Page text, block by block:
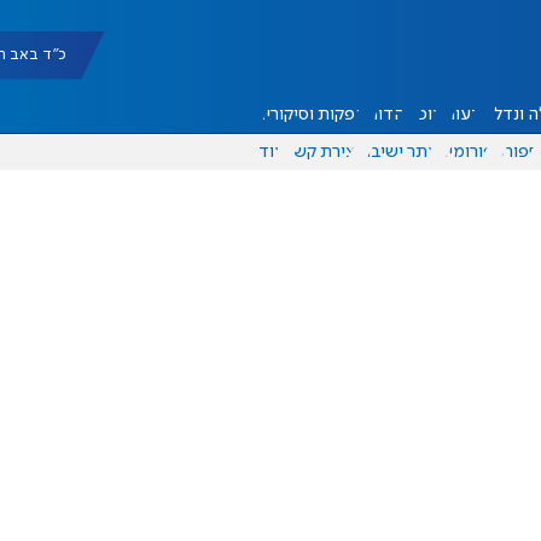
כ"ד באב תשפ"ו
ונדל"ן דעות אוכל יהדות הפקות וסיקורים
ספורט פורומים אתר ישיבה יצירת קשר עוד